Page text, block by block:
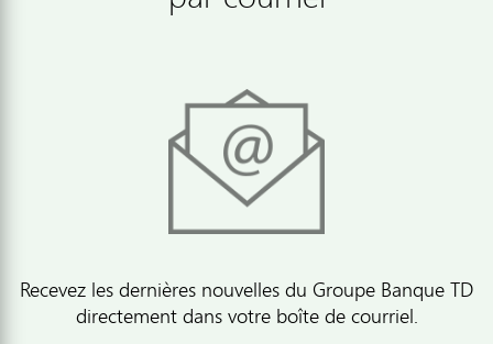
Recevez les dernières nouvelles du Groupe Banque TD
directement dans votre boîte de courriel.